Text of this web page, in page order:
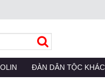
(CURRENT)
ĐÀN DÂN TỘC KHÁC